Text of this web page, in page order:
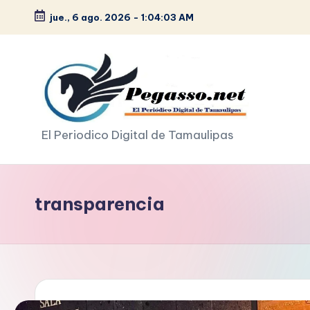
Saltar
contenido
jue., 6 ago. 2026 - 1:04:05 AM
p
e
g
s
o
El Periodico Digital de Tamaulipas
transparencia